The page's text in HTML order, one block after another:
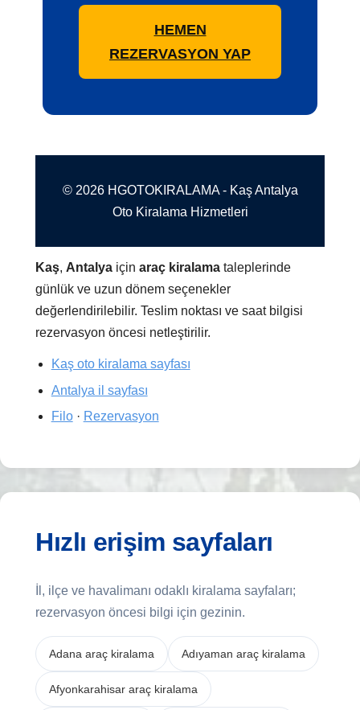
HEMEN
REZERVASYON YAP
© 2026 HGOTOKIRALAMA - Kaş Antalya
Oto Kiralama Hizmetleri
Kaş, Antalya içinaraç kiralama taleplerinde
günlük ve uzun dönem seçenekler
değerlendirilebilir. Teslim noktası ve saat bilgisi
rezervasyon öncesi netleştirilir.
Kaş oto kiralama sayfası
Antalya il sayfası
Filo· Rezervasyon
Hızlı erişim sayfaları
İl, ilçe ve havalimanı odaklı kiralama sayfaları;
rezervasyon öncesi bilgi için gezinin.
Adana araç kiralama Adıyaman araç kiralama
Afyonkarahisar araç kiralama